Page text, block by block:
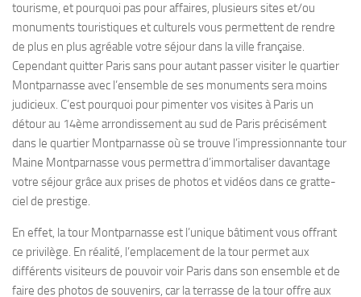
tourisme, et pourquoi pas pour affaires, plusieurs sites et/ou
monuments touristiques et culturels vous permettent de rendre
de plus en plus agréable votre séjour dans la ville française.
Cependant quitter Paris sans pour autant passer visiter le quartier
Montparnasse avec l’ensemble de ses monuments sera moins
judicieux. C’est pourquoi pour pimenter vos visites à Paris un
détour au 14ème arrondissement au sud de Paris précisément
dans le quartier Montparnasse où se trouve l’impressionnante tour
Maine Montparnasse vous permettra d’immortaliser davantage
votre séjour grâce aux prises de photos et vidéos dans ce gratte-
ciel de prestige.
En effet, la tour Montparnasse est l’unique bâtiment vous offrant
ce privilège. En réalité, l’emplacement de la tour permet aux
différents visiteurs de pouvoir voir Paris dans son ensemble et de
faire des photos de souvenirs, car la terrasse de la tour offre aux